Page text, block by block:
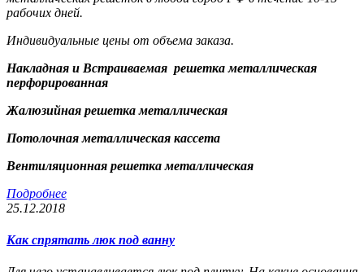
рабочих дней.
Индивидуальные цены от объема заказа.
Накладная и Встраиваемая решетка металлическая
перфорированная
Жалюзийная решетка металлическая
Потолочная металлическая кассета
Вентиляционная решетка металлическая
Подробнее
25.12.2018
Как спрятать люк под ванну